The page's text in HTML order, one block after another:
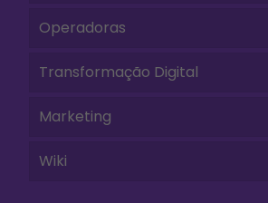
Operadoras
Transformação Digital
Marketing
Wiki